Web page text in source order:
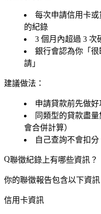
每次申請信用卡
的紀錄
3 個月內超過 3 次
銀行會認為你「
請」
建議做法：
申請貸款前先做
同類型的貸款盡
會合併計算）
自己查詢不會扣
聯徵紀錄上有哪些資訊？
你的聯徵報告包含以下資訊
信用卡資訊